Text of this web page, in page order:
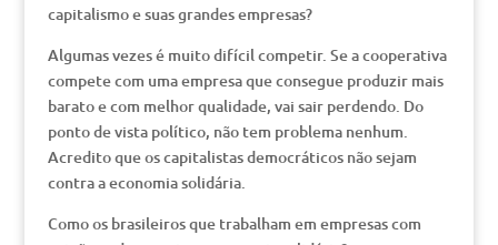
capitalismo e suas grandes empresas?
Algumas vezes é muito difícil competir. Se a cooperativa
compete com uma empresa que consegue produzir mais
barato e com melhor qualidade, vai sair perdendo. Do
ponto de vista político, não tem problema nenhum.
Acredito que os capitalistas democráticos não sejam
contra a economia solidária.
Como os brasileiros que trabalham em empresas com